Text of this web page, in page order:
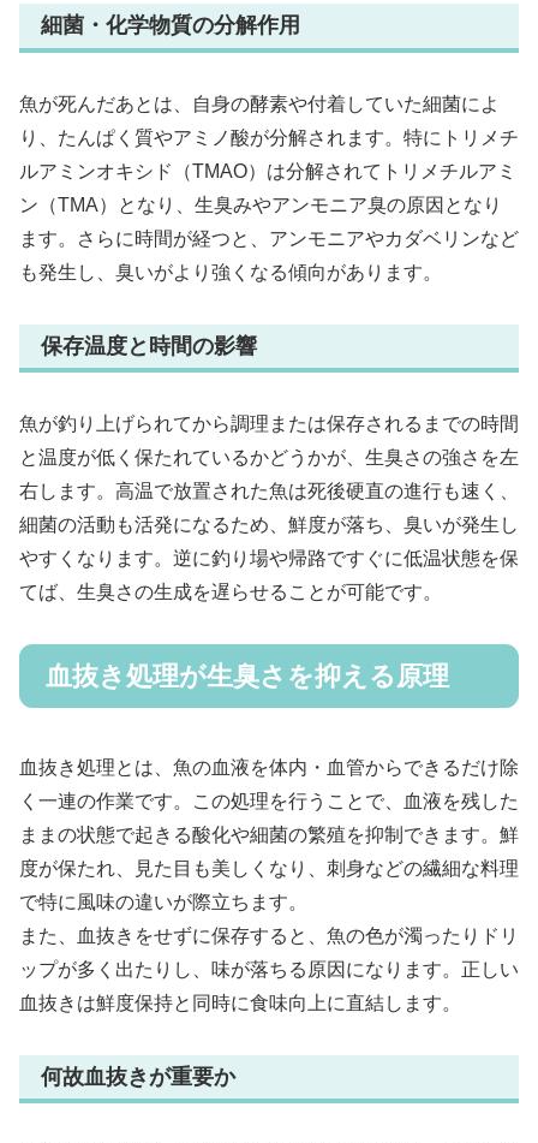
細菌・化学物質の分解作用
魚が死んだあとは、自身の酵素や付着していた細菌によ
り、たんぱく質やアミノ酸が分解されます。特にトリメチ
ルアミンオキシド（TMAO）は分解されてトリメチルアミ
ン（TMA）となり、生臭みやアンモニア臭の原因となり
ます。さらに時間が経つと、アンモニアやカダベリンなど
も発生し、臭いがより強くなる傾向があります。
保存温度と時間の影響
魚が釣り上げられてから調理または保存されるまでの時間
と温度が低く保たれているかどうかが、生臭さの強さを左
右します。高温で放置された魚は死後硬直の進行も速く、
細菌の活動も活発になるため、鮮度が落ち、臭いが発生し
やすくなります。逆に釣り場や帰路ですぐに低温状態を保
てば、生臭さの生成を遅らせることが可能です。
血抜き処理が生臭さを抑える原理
血抜き処理とは、魚の血液を体内・血管からできるだけ除
く一連の作業です。この処理を行うことで、血液を残した
ままの状態で起きる酸化や細菌の繁殖を抑制できます。鮮
度が保たれ、見た目も美しくなり、刺身などの繊細な料理
で特に風味の違いが際立ちます。
また、血抜きをせずに保存すると、魚の色が濁ったりドリ
ップが多く出たりし、味が落ちる原因になります。正しい
血抜きは鮮度保持と同時に食味向上に直結します。
何故血抜きが重要か